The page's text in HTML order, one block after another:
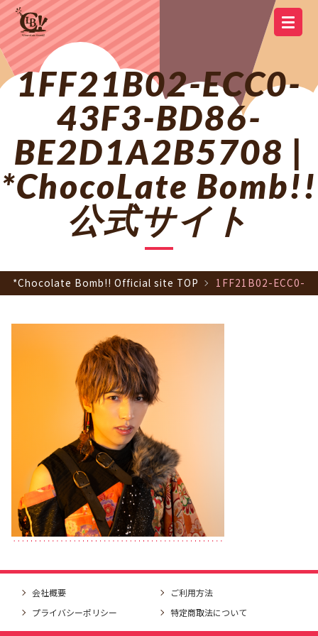
OFFICIAL SITE TOP
NEWS MEMBER
SCHEDULE DISCOGRAPHY
GOODS
Q&A CONTACT
YOUTUBE
CHANNEL
OFFICIAL LINE
ACCOUNT
OFFICIAL
TWITTER
1FF21B02-ECC0-
43F3-BD86-
BE2D1A2B5708 |
*ChocoLate Bomb!!
公式サイト
*Chocolate Bomb!! Official site TOP 1FF21B02-ECC0-
会社概要
ご利用方法
プライバシーポリシー
特定商取法について